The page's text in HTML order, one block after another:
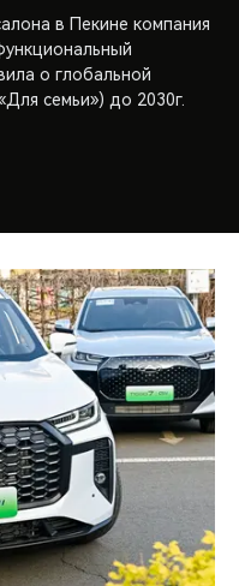
в Пекине компания
о глобальной
семьи») до 2030г.